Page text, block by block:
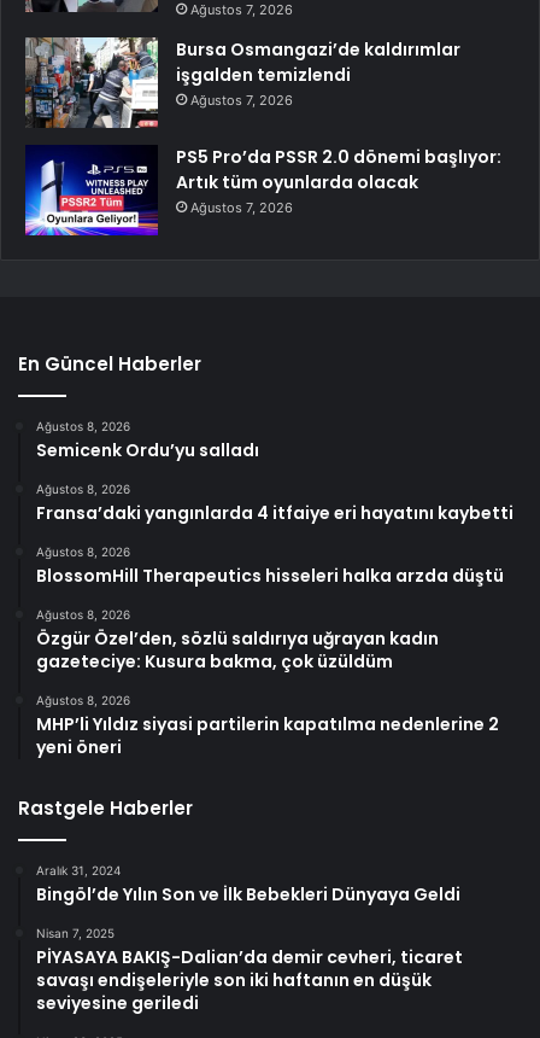
Ağustos 7, 2026
Bursa Osmangazi’de kaldırımlar
işgalden temizlendi
Ağustos 7, 2026
PS5 Pro’da PSSR 2.0 dönemi başlıyor:
Artık tüm oyunlarda olacak
Ağustos 7, 2026
En Güncel Haberler
Ağustos 8, 2026
Semicenk Ordu’yu salladı
Ağustos 8, 2026
Fransa’daki yangınlarda 4 itfaiye eri hayatını kaybetti
Ağustos 8, 2026
BlossomHill Therapeutics hisseleri halka arzda düştü
Ağustos 8, 2026
Özgür Özel’den, sözlü saldırıya uğrayan kadın
gazeteciye: Kusura bakma, çok üzüldüm
Ağustos 8, 2026
MHP’li Yıldız siyasi partilerin kapatılma nedenlerine 2
yeni öneri
Rastgele Haberler
Aralık 31, 2024
Bingöl’de Yılın Son ve İlk Bebekleri Dünyaya Geldi
Nisan 7, 2025
PİYASAYA BAKIŞ-Dalian’da demir cevheri, ticaret
savaşı endişeleriyle son iki haftanın en düşük
seviyesine geriledi